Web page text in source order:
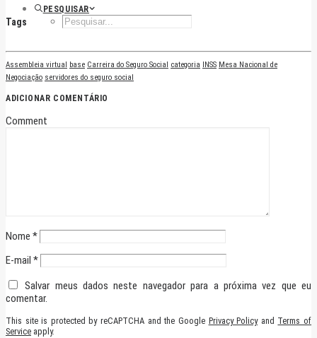
PESQUISAR
Tags
Assembleia virtual base Carreira do Seguro Social categoria INSS Mesa Nacional de
Negociação servidores do seguro social
ADICIONAR COMENTÁRIO
Comment
Nome *
E-mail *
Salvar meus dados neste navegador para a próxima vez que eu
comentar.
This site is protected by reCAPTCHA and the Google Privacy Policyand Terms of
Service apply.